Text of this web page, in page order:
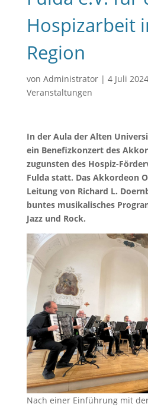
Hospizarbeit
Region
von Administrator| 4 Juli 2024
Veranstaltungen
In der Aula der Alten
ein Benefizkonzert des
zugunsten des Hospiz-
Fulda statt. Das Akkordeon
Leitung von Richard L.
buntes musikalisches
Jazz und Rock.
Nach einer Einführung mit